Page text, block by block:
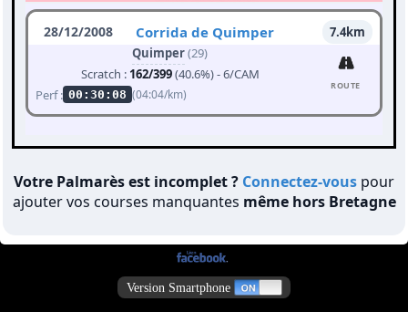
28/12/2008 Corrida de Quimper
7.4km
Quimper(29)
Scratch : 162/399(40.6%) - 6/CAM
Perf : 00:30:08 (04:04/km)
ROUTE
Votre Palmarès est incomplet ? Connectez-vous pour
ajouter vos courses manquantes même hors Bretagne
Version Smartphone